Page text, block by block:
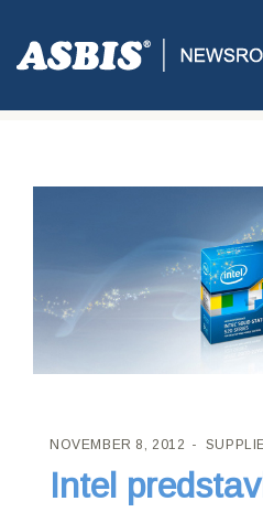
ASBIS CROATIA> SUPPLIERS>
SERIJU. BRZINA KOJU
NOVEMBER 8, 2012
Intel